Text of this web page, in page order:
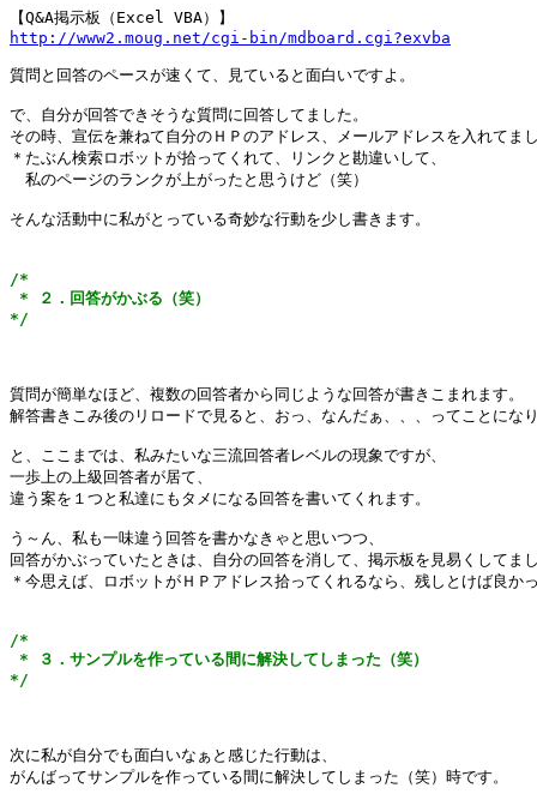
http://www2.moug.net/cgi-bin/mdboard.cgi?exvba
質問と回答のペースが速くて、見ていると面白いですよ。
で、自分が回答できそうな質問に回答してました。
その時、宣伝を兼ねて自分のＨＰのアドレス、メールアドレスを入れてま
＊たぶん検索ロボットが拾ってくれて、リンクと勘違いして、
私のページのランクが上がったと思うけど（笑）
そんな活動中に私がとっている奇妙な行動を少し書きます。
/*
* ２．回答がかぶる（笑）
*/
質問が簡単なほど、複数の回答者から同じような回答が書きこまれます。
解答書きこみ後のリロードで見ると、おっ、なんだぁ、、、ってことにな
と、ここまでは、私みたいな三流回答者レベルの現象ですが、
一歩上の上級回答者が居て、
違う案を１つと私達にもタメになる回答を書いてくれます。
う～ん、私も一味違う回答を書かなきゃと思いつつ、
回答がかぶっていたときは、自分の回答を消して、掲示板を見易くしてま
＊今思えば、ロボットがＨＰアドレス拾ってくれるなら、残しとけば良か
/*
* ３．サンプルを作っている間に解決してしまった（笑）
*/
次に私が自分でも面白いなぁと感じた行動は、
がんばってサンプルを作っている間に解決してしまった（笑）時です。